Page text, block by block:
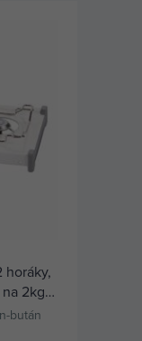
horáky,
2kg
bután